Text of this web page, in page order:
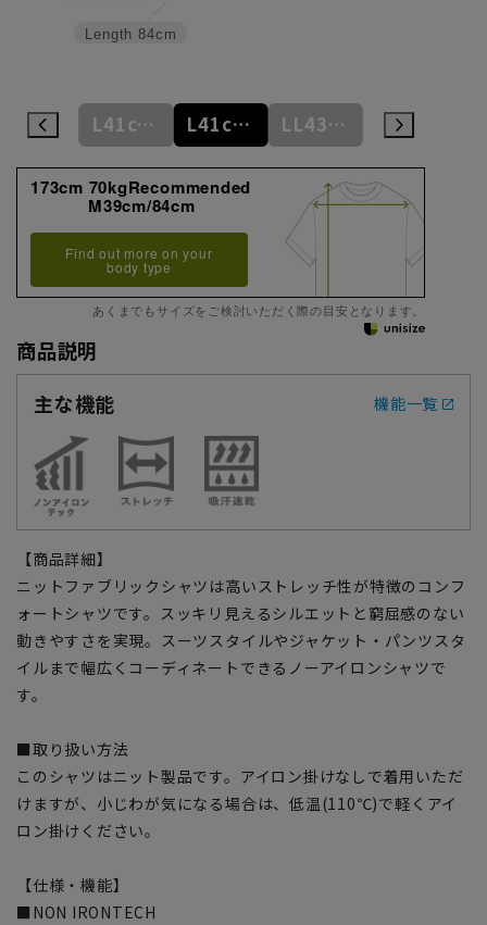
Length 84cm
L41cm/84cm L41cm/86cm L41cm/88cm LL43cm/82cm
173cm 70kgRecommended
M39cm/84cm
Find out more on your
body type
あくまでもサイズをご検討いただく際の目安となります。
商品説明
主な機能
機能一覧
【商品詳細】
ニットファブリックシャツは高いストレッチ性が特徴のコンフ
ォートシャツです。スッキリ見えるシルエットと窮屈感のない
動きやすさを実現。スーツスタイルやジャケット・パンツスタ
イルまで幅広くコーディネートできるノーアイロンシャツで
す。
■取り扱い方法
このシャツはニット製品です。アイロン掛けなしで着用いただ
けますが、小じわが気になる場合は、低温(110℃)で軽くアイ
ロン掛けください。
【仕様・機能】
■NON IRONTECH